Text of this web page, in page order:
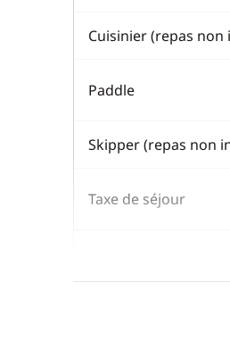
Cuisinier (repas non
Paddle
Skipper (repas non
Taxe de séjour